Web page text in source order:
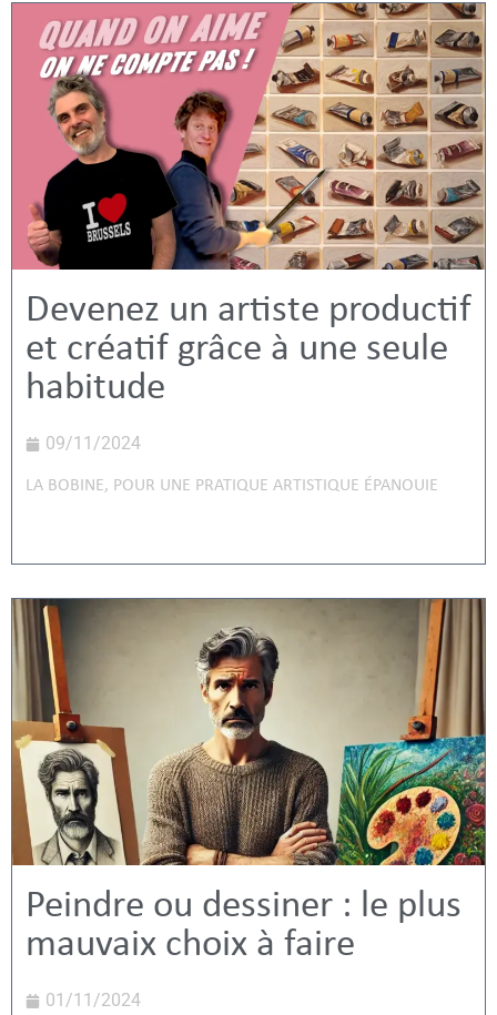
Devenez un artiste productif
et créatif grâce à une seule
habitude
09/11/2024
LA BOBINE, POUR UNE PRATIQUE ARTISTIQUE ÉPANOUIE
Peindre ou dessiner : le plus
mauvaix choix à faire
01/11/2024